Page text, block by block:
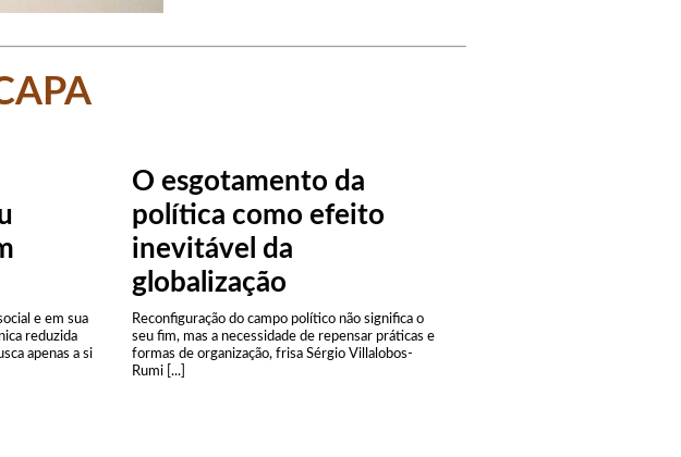
e em sua
reduzida
apenas a si
O esgotamento da
política como efeito
inevitável da
globalização
Reconfiguração do campo político não significa o
seu fim, mas a necessidade de repensar práticas e
formas de organização, frisa Sérgio Villalobos-
Rumi [...]